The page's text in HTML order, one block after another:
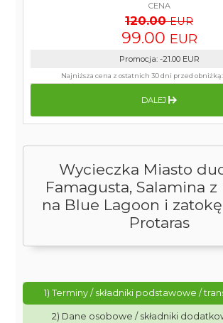
Wycieczka Miasto
Famagusta, Salamina z
na Blue Lagoon i zatokę
Protaras
1) Terminy / składniki podstawowe /
2) Dane osobowe / składniki
CENA
120.00 EUR
99.00 EUR
Promocja: -21.00 EUR
Najniższa cena z ostatnich 30 dni przed obniżką:
DALEJ